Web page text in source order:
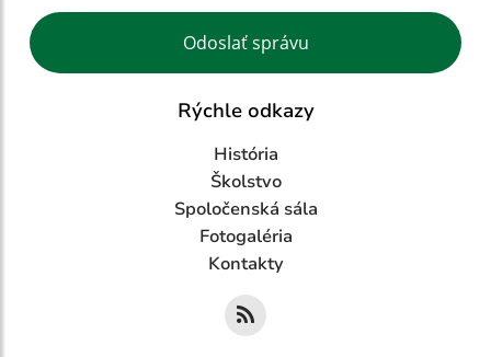
Google reCaptcha Response
Odoslať správu
Rýchle odkazy
História
Školstvo
Spoločenská sála
Fotogaléria
Kontakty